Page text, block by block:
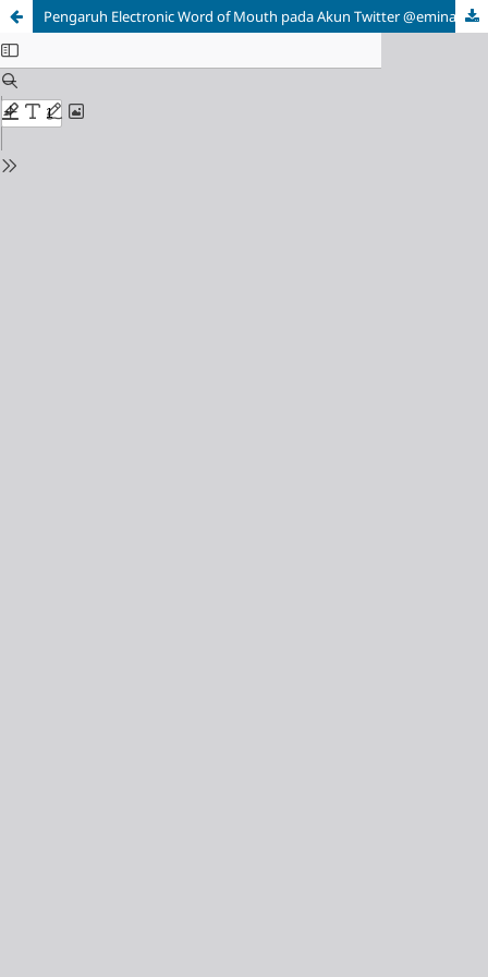
Pengaruh Electronic Word of Mouth pada Akun Twitter @eminacosmetics, Perceived Quality dan Brand Image Terhadap Brand Trust (Studi pada Remaja Wanita Pengguna Kosmetik Emina yang Memiliki Akun Twitter di Kota Surabaya)